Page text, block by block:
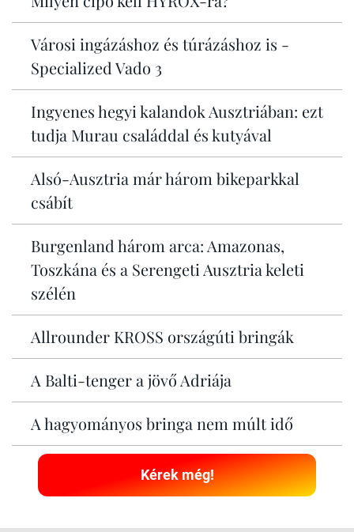
Városi ingázáshoz és túrázáshoz is -
Specialized Vado 3
Ingyenes hegyi kalandok Ausztriában: ezt
tudja Murau családdal és kutyával
Alsó-Ausztria már három bikeparkkal
csábít
Burgenland három arca: Amazonas,
Toszkána és a Serengeti Ausztria keleti
szélén
Allrounder KROSS országúti bringák
A Balti-tenger a jövő Adriája
A hagyományos bringa nem múlt idő
Kérek még!